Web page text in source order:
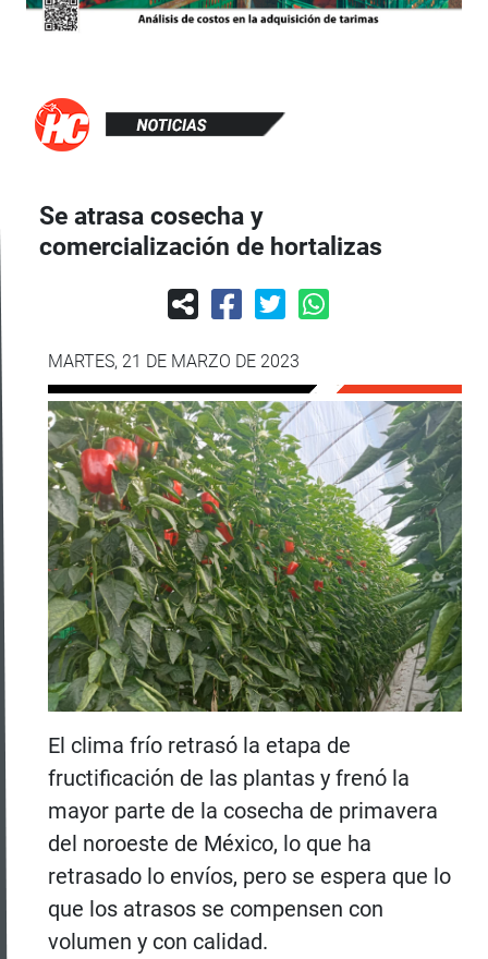
Se atrasa cosecha y
comercialización de hortalizas
MARTES, 21 DE MARZO DE 2023
El clima frío retrasó la etapa de
fructificación de las plantas y frenó la
mayor parte de la cosecha de primavera
del noroeste de México, lo que ha
retrasado lo envíos, pero se espera que lo
que los atrasos se compensen con
volumen y con calidad.